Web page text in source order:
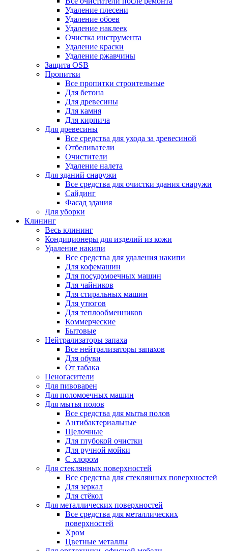
Удаление плесени
Удаление обоев
Удаление наклеек
Очистка инструмента
Удаление краски
Удаление ржавчины
Защита OSB
Пропитки
Все пропитки строительные
Для бетона
Для древесины
Для камня
Для кирпича
Для древесины
Все средства для ухода за древесиной
Отбеливатели
Очистители
Удаление налета
Для зданий снаружи
Все средства для очистки здания снаружи
Сайдинг
Фасад здания
Для уборки
Клининг
Весь клининг
Кондиционеры для изделий из кожи
Удаление накипи
Все средства для удаления накипи
Для кофемашин
Для посудомоечных машин
Для чайников
Для стиральных машин
Для утюгов
Для теплообменников
Коммерческие
Бытовые
Нейтрализаторы запаха
Все нейтрализаторы запахов
Для обуви
От табака
Пеногасители
Для пивоварен
Для поломоечных машин
Для мытья полов
Все средства для мытья полов
Антибактериальные
Щелочные
Для глубокой очистки
Для ручной мойки
С хлором
Для стеклянных поверхностей
Все средства для стеклянных поверхностей
Для зеркал
Для стёкол
Для металлических поверхностей
Все средства для металлических
поверхностей
Хром
Цветные металлы